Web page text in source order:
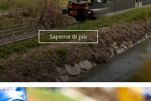
Saperne di più